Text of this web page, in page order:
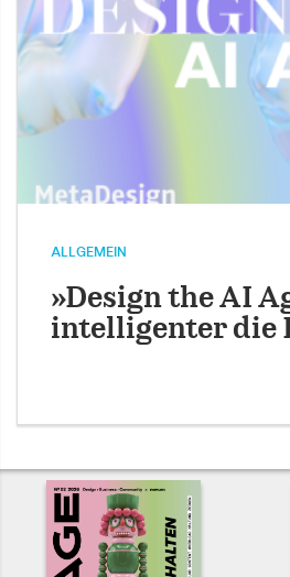
ALLGEMEIN
»Design the AI
intelligenter die